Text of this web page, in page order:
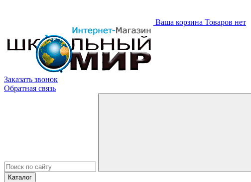
Ваша корзина Товаров нет
Заказать звонок
Обратная связь
Каталог